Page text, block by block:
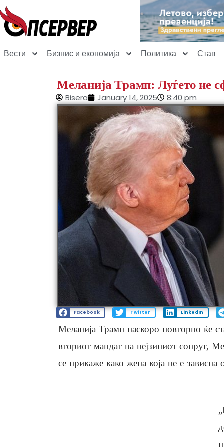
Вести Бизнис и економија Политика Став
Меланија Трамп: Луѓето не
Bisera January 14, 2025 8:40 pm
Facebook Twitter LinkedIn
Меланија Трамп наскоро повторно ќе
вториот мандат на нејзиниот сопруг,
се прикаже како жена која не е зависна